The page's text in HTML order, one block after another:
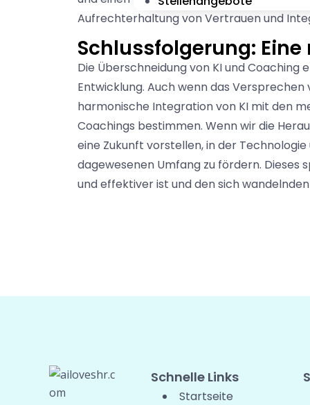
Aufrechterhaltung von Vertrauen und
Schlussfolgerung:
Die Überschneidung von KI und
Entwicklung. Auch wenn das
harmonische Integration von KI mit den
Coachings bestimmen. Wenn wir die
eine Zukunft vorstellen, in der
dagewesenen Umfang zu fördern. Dieses
und effektiver ist und den sich
Schnelle Links
Startseite